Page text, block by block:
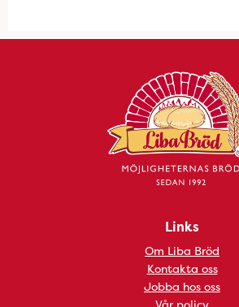
Links
Om Liba Bröd
Kontakta oss
Jobba hos oss